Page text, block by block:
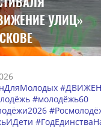
УЛИЦ»
#молодёжь60